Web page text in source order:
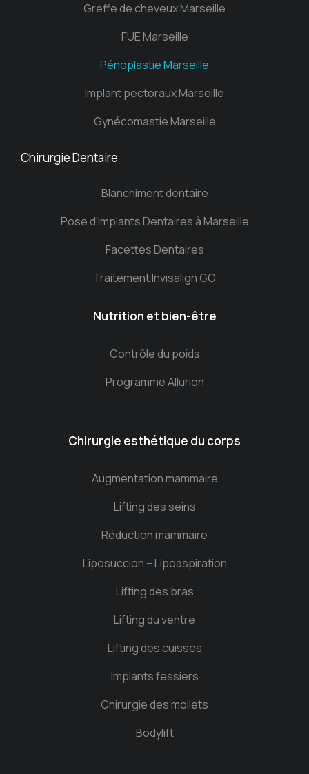
Greffe de cheveux Marseille
FUE Marseille
Pénoplastie Marseille
Implant pectoraux Marseille
Gynécomastie Marseille
Chirurgie Dentaire
Blanchiment dentaire
Pose d’Implants Dentaires à Marseille
Facettes Dentaires
Traitement Invisalign GO
Nutrition et bien-être
Contrôle du poids
Programme Allurion
Chirurgie esthétique du corps
Augmentation mammaire
Lifting des seins
Réduction mammaire
Liposuccion – Lipoaspiration
Lifting des bras
Lifting du ventre
Lifting des cuisses
Implants fessiers
Chirurgie des mollets
Bodylift